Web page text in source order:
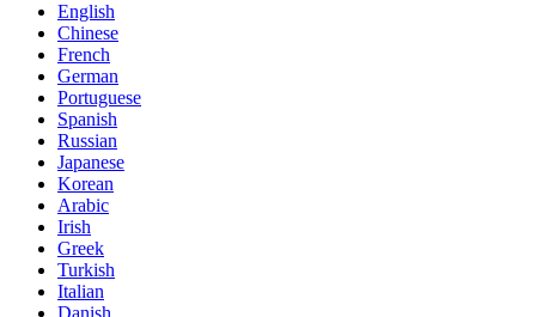
English
Chinese
French
German
Portuguese
Spanish
Russian
Japanese
Korean
Arabic
Irish
Greek
Turkish
Italian